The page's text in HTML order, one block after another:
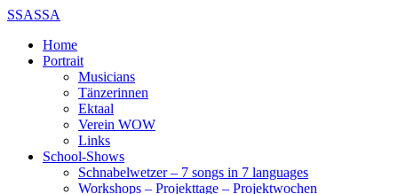
SSASSA
Home
Portrait
Musicians
Tänzerinnen
Ektaal
Verein WOW
Links
School-Shows
Schnabelwetzer – 7 songs in 7 languages
Workshops – Projekttage – Projektwochen